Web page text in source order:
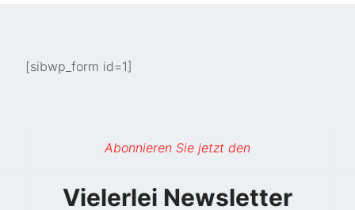
[sibwp_form id=1]
Abonnieren Sie jetzt den
Vielerlei Newsletter